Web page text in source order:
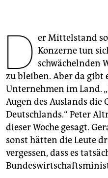
fragen & hilfe
unterstützen
abo
genossenschaft
epaper login
D er Mittelstand
Konzerne tun
schwächelnden
zu bleiben. Aber da gibt
Unternehmen im Land.
Augen des Auslands die
Deutschlands.“ Peter
dieser Woche gesagt.
sonst hätten die Leute
vergessen, dass es